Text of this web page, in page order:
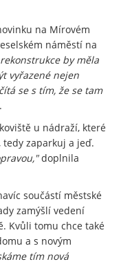
na Mírovém
náměstí na
by měla
vyřazené nejen
se s tím, že se tam
u nádraží, které
zaparkuj a jeď.
doplnila
součástí městské
zamýšlí vedení
Kvůli tomu chce také
a s novým
tím nová